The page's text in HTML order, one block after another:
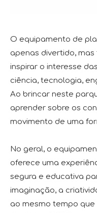
O equipamento de
apenas divertido,
inspirar o interesse
ciência, tecnologia,
Ao brincar neste
aprender sobre os
movimento de uma
No geral, o
oferece uma
segura e educativa
imaginação, a
ao mesmo tempo